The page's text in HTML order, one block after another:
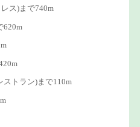
ス)まで740m
620m
ストラン)まで110m